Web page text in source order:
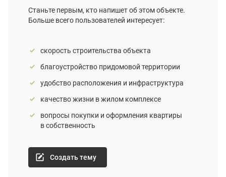
Станьте первым, кто напишет об этом объекте.
Больше всего пользователей интересует:
скорость строительства объекта
благоустройство придомовой территории
удобство расположения и инфраструктура
качество жизни в жилом комплексе
вопросы покупки и оформления квартиры
в собственность
Создать тему